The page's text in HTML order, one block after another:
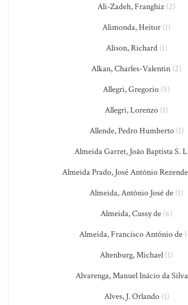
Ali-Zadeh, Franghiz (2)
Alimonda, Heitor (1)
Alison, Richard(1)
Alkan, Charles-Valentin (2)
Allegri, Gregorio (5)
Allegri, Lorenzo (1)
Allende, Pedro Humberto(1)
Almeida Garret, João Baptista S.
Almeida Prado, José Antônio
Almeida, Antônio José de (1)
Almeida, Cussy de (6)
Almeida, Francisco António de
Altenburg, Michael (1)
Alvarenga, Manuel Inácio da Silva
Alves, J. Orlando(1)